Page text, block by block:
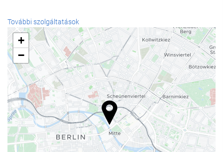
Recepció szolgáltatások
24 órás recepció
poggyászmegőrzés
Étel és ital
À la carte étterem
Bár
Wellness
További szolgáltatások
+
−